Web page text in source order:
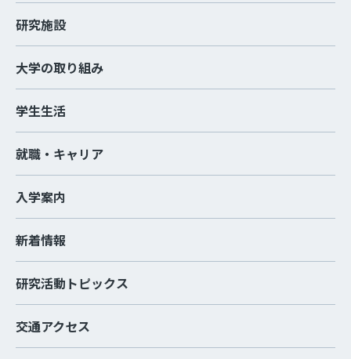
研究施設
大学の取り組み
学生生活
就職・キャリア
入学案内
新着情報
研究活動トピックス
交通アクセス